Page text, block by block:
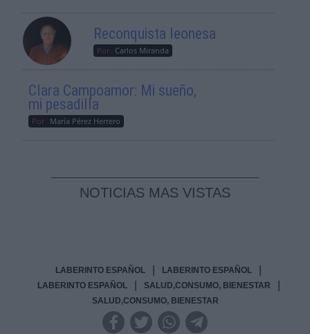
Reconquista leonesa
Por Carlos Miranda
Clara Campoamor: Mi sueño,
mi pesadilla
Por María Pérez Herrero
NOTICIAS MAS VISTAS
LABERINTO ESPAÑOL LABERINTO ESPAÑOL
LABERINTO ESPAÑOL SALUD,CONSUMO, BIENESTAR
SALUD,CONSUMO, BIENESTAR